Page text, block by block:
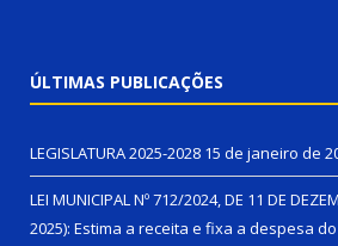
ÚLTIMAS PUBLICAÇÕES
LEGISLATURA 2025-2028 15 de janeiro de
LEI MUNICIPAL Nº 712/2024, DE 11 DE
2025): Estima a receita e fixa a despesa